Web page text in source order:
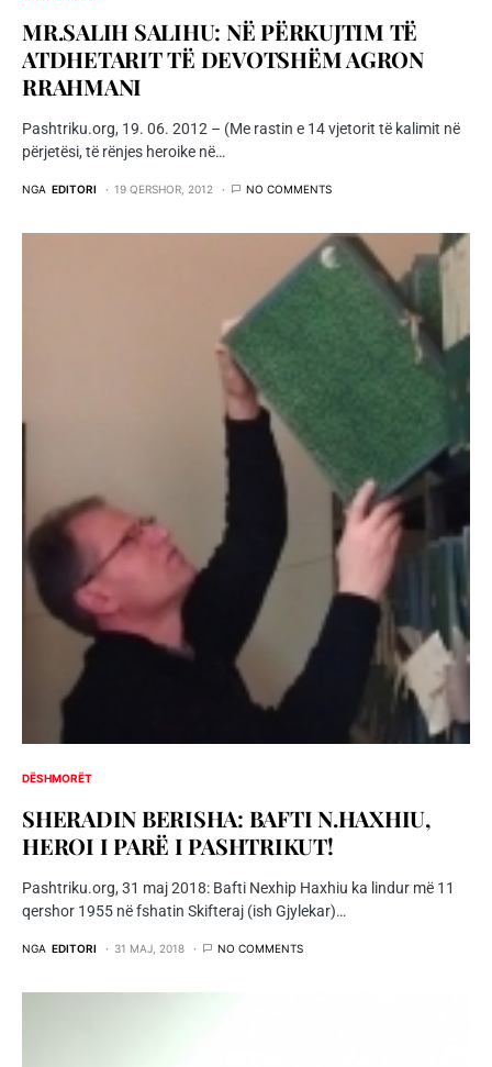
MR.SALIH SALIHU: NË PËRKUJTIM TË
ATDHETARIT TË DEVOTSHËM AGRON
RRAHMANI
Pashtriku.org, 19. 06. 2012 – (Me rastin e 14 vjetorit të kalimit në
përjetësi, të rënjes heroike në…
NGA EDITORI 19 QERSHOR, 2012 NO COMMENTS
DËSHMORËT
SHERADIN BERISHA: BAFTI N.HAXHIU,
HEROI I PARË I PASHTRIKUT!
Pashtriku.org, 31 maj 2018: Bafti Nexhip Haxhiu ka lindur më 11
qershor 1955 në fshatin Skifteraj (ish Gjylekar)…
NGA EDITORI 31 MAJ, 2018 NO COMMENTS